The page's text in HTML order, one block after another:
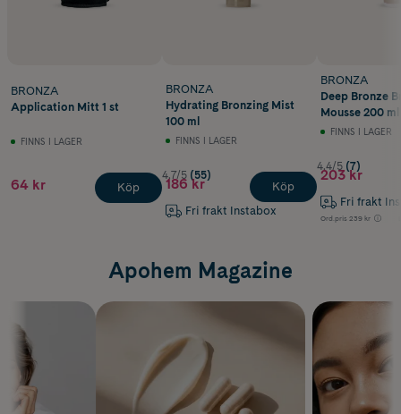
BRONZA
Application Mitt 1 st
FINNS I LAGER
64 kr Köp
BRONZA
Hydrating Bronzing Mist
100 ml
FINNS I LAGER
4.7/5 (55)
186 kr
Fri frakt Instabox
Köp
BRONZA
Deep Bronze
Mousse 200 ml
FINNS I LAGER
4.4/5 (7)
203 kr
Fri frakt
Ord.pris 239 kr
Apohem Magazine